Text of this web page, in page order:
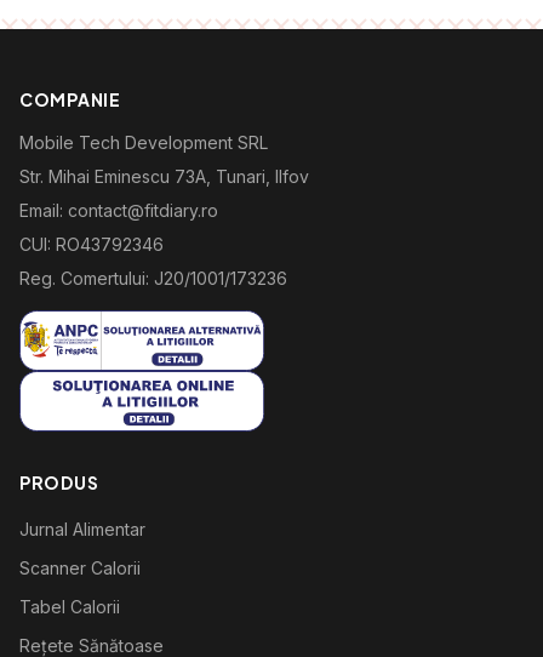
COMPANIE
Mobile Tech Development SRL
Str. Mihai Eminescu 73A, Tunari, Ilfov
Email: contact@fitdiary.ro
CUI: RO43792346
Reg. Comertului: J20/1001/173236
PRODUS
Jurnal Alimentar
Scanner Calorii
Tabel Calorii
Rețete Sănătoase